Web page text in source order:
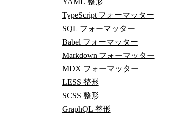
YAML 整形
TypeScript フォーマッター
SQL フォーマッター
Babel フォーマッター
Markdown フォーマッター
MDX フォーマッター
LESS 整形
SCSS 整形
GraphQL 整形